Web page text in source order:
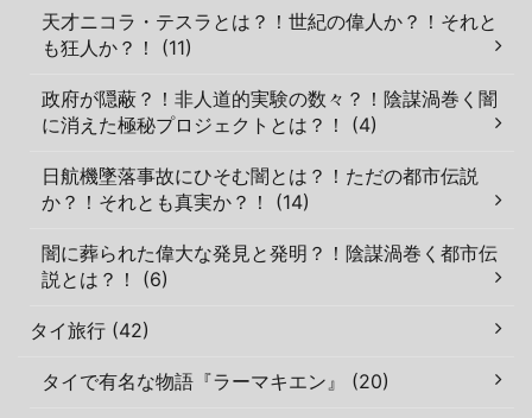
天才ニコラ・テスラとは？！世紀の偉人か？！それと
も狂人か？！ (11)
政府が隠蔽？！非人道的実験の数々？！陰謀渦巻く闇
に消えた極秘プロジェクトとは？！ (4)
日航機墜落事故にひそむ闇とは？！ただの都市伝説
か？！それとも真実か？！ (14)
闇に葬られた偉大な発見と発明？！陰謀渦巻く都市伝
説とは？！ (6)
タイ旅行 (42)
タイで有名な物語『ラーマキエン』 (20)